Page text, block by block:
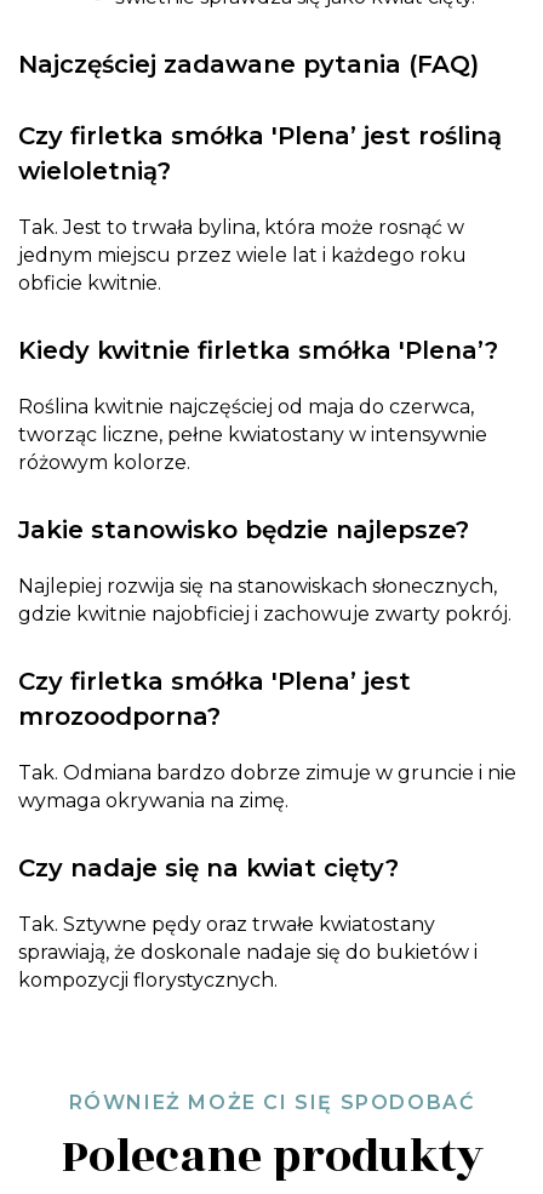
Najczęściej zadawane pytania (FAQ)
Czy firletka smółka 'Plena’ jest rośliną
wieloletnią?
Tak. Jest to trwała bylina, która może rosnąć w
jednym miejscu przez wiele lat i każdego roku
obficie kwitnie.
Kiedy kwitnie firletka smółka 'Plena’?
Roślina kwitnie najczęściej od maja do czerwca,
tworząc liczne, pełne kwiatostany w intensywnie
różowym kolorze.
Jakie stanowisko będzie najlepsze?
Najlepiej rozwija się na stanowiskach słonecznych,
gdzie kwitnie najobficiej i zachowuje zwarty pokrój.
Czy firletka smółka 'Plena’ jest
mrozoodporna?
Tak. Odmiana bardzo dobrze zimuje w gruncie i nie
wymaga okrywania na zimę.
Czy nadaje się na kwiat cięty?
Tak. Sztywne pędy oraz trwałe kwiatostany
sprawiają, że doskonale nadaje się do bukietów i
kompozycji florystycznych.
RÓWNIEŻ MOŻE CI SIĘ SPODOBAĆ
Polecane produkty